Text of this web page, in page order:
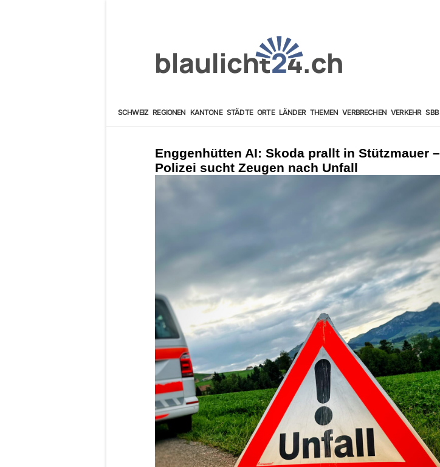
SCHWEIZ REGIONEN KANTONE STÄDTE ORTE LÄNDER THEMEN VERBRECHEN VERKEHR SBB
Enggenhütten AI: Skoda prallt in Stützmauer –
Polizei sucht Zeugen nach Unfall